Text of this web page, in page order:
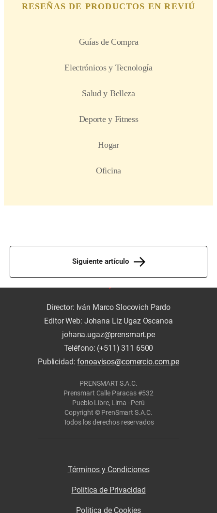
Siguiente artículo
Director: Iván Marco Slocovich Pardo
Editor Web: Johana Liz Ugaz Oscanoa
johana.ugaz@prensmart.pe
Teléfono: (+511) 311 6500
Publicidad:fonoavisos@comercio.com.pe
PRENSMART S.A.C.
Prensmart Calle Paracas #532
Pueblo Libre, Lima - Perú
Copyright © PrenSmart S.A.C.
Todos los derechos reservados
Términos y Condiciones
Política de Privacidad
Politica de Cookies